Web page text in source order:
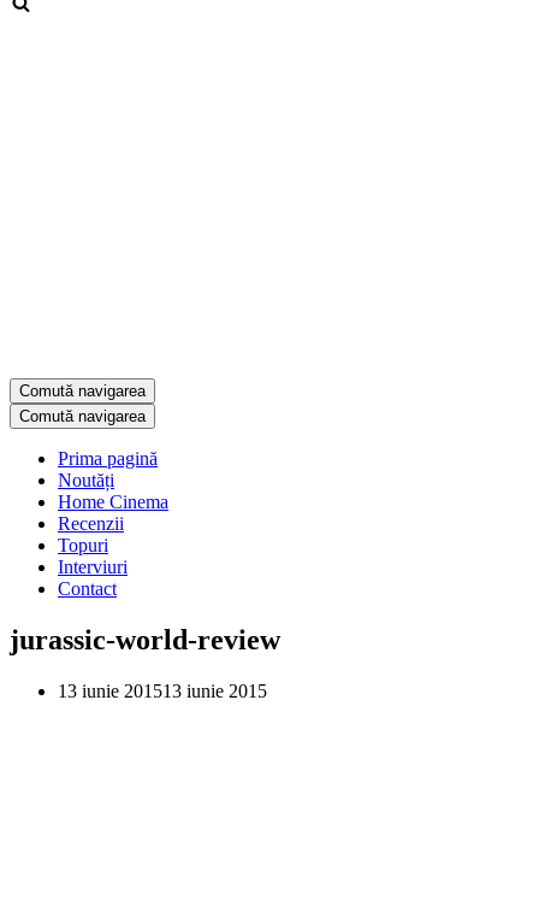
Comută navigarea
Comută navigarea
Prima pagină
Noutăți
Home Cinema
Recenzii
Topuri
Interviuri
Contact
jurassic-world-review
13 iunie 201513 iunie 2015